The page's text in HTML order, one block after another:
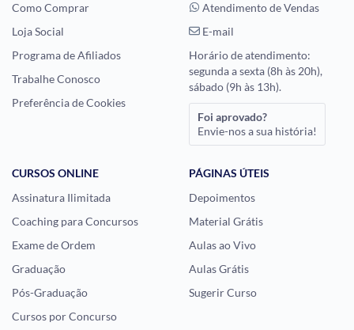
Como Comprar
Loja Social
Programa de Afiliados
Trabalhe Conosco
Preferência de Cookies
Atendimento de Vendas
E-mail
Horário de atendimento:
segunda a sexta (8h às 20h),
sábado (9h às 13h).
Foi aprovado?
Envie-nos a sua história!
CURSOS ONLINE
Assinatura Ilimitada
Coaching para Concursos
Exame de Ordem
Graduação
Pós-Graduação
Cursos por Concurso
PÁGINAS ÚTEIS
Depoimentos
Material Grátis
Aulas ao Vivo
Aulas Grátis
Sugerir Curso